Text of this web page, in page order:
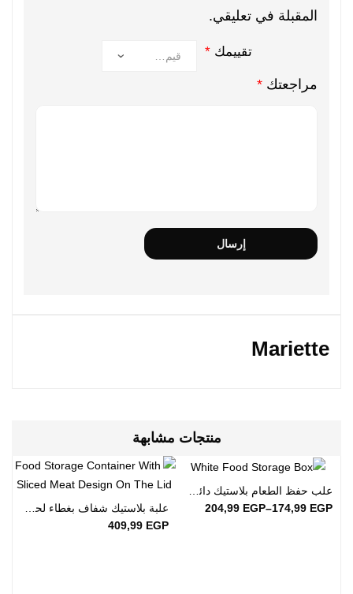
المقبلة في تعليقي.
تقييمك*
مراجعتك *
Mariette
منتجات مشابهة
174,99 EGP
–
204,99 EGP
علبة بلاستيك شفاف بغطاء لحفظ الطعام 4.50 لتر | أسبانية الصنع
409,99 EGP